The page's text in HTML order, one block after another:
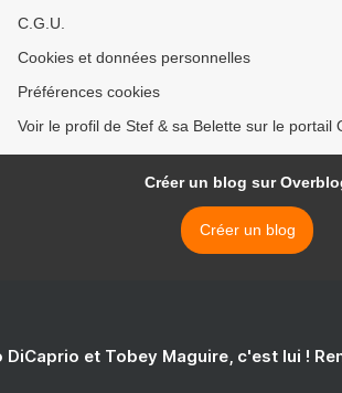
C.G.U.
Cookies et données personnelles
Préférences cookies
Voir le profil de Stef & sa Belette sur le portail
Créer un blog sur
Créer un blog
DiCaprio et Tobey Maguire, c'est lui !